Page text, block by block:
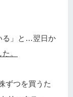
る」と…翌日か
。
ずつを買うた